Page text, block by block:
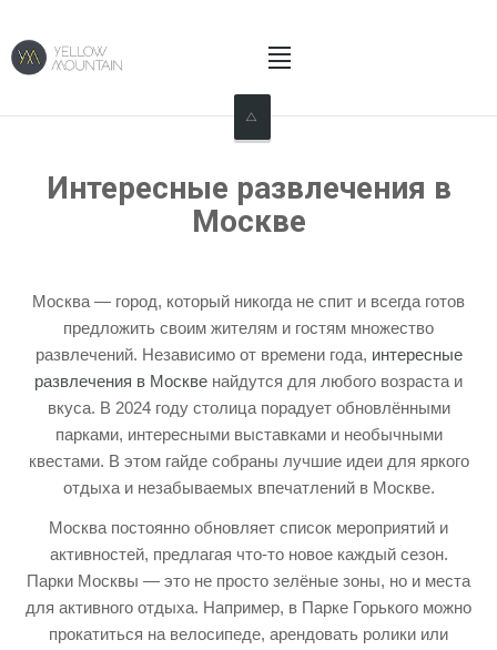
About Us
What Our Customers Say
News
Contact Us
Интересные развлечения в
Москве
Москва — город, который никогда не спит и всегда готов
предложить своим жителям и гостям множество
развлечений. Независимо от времени года, интересные
развлечения в Москве найдутся для любого возраста и
вкуса. В 2024 году столица порадует обновлёнными
парками, интересными выставками и необычными
квестами. В этом гайде собраны лучшие идеи для яркого
отдыха и незабываемых впечатлений в Москве.
Москва постоянно обновляет список мероприятий и
активностей, предлагая что-то новое каждый сезон.
Парки Москвы — это не просто зелёные зоны, но и места
для активного отдыха. Например, в Парке Горького можно
прокатиться на велосипеде, арендовать ролики или